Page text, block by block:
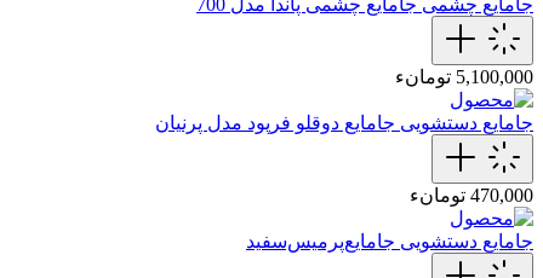
5,100,000 تومانء
جامایع دستشویی جامایع دوقلو فرپود مدل پرنیان
470,000 تومانء
جامایع دستشویی جامایع‌پرمیس‌سفید